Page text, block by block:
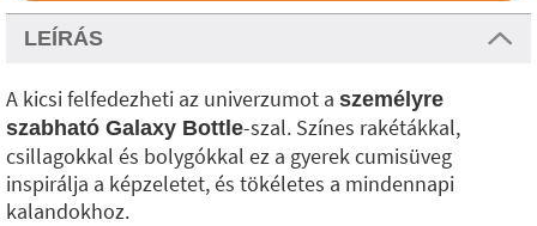
LEÍRÁS
A kicsi felfedezheti az univerzumot a személyre
szabható Galaxy Bottle-szal. Színes rakétákkal,
csillagokkal és bolygókkal ez a gyerek cumisüveg
inspirálja a képzeletet, és tökéletes a mindennapi
kalandokhoz.